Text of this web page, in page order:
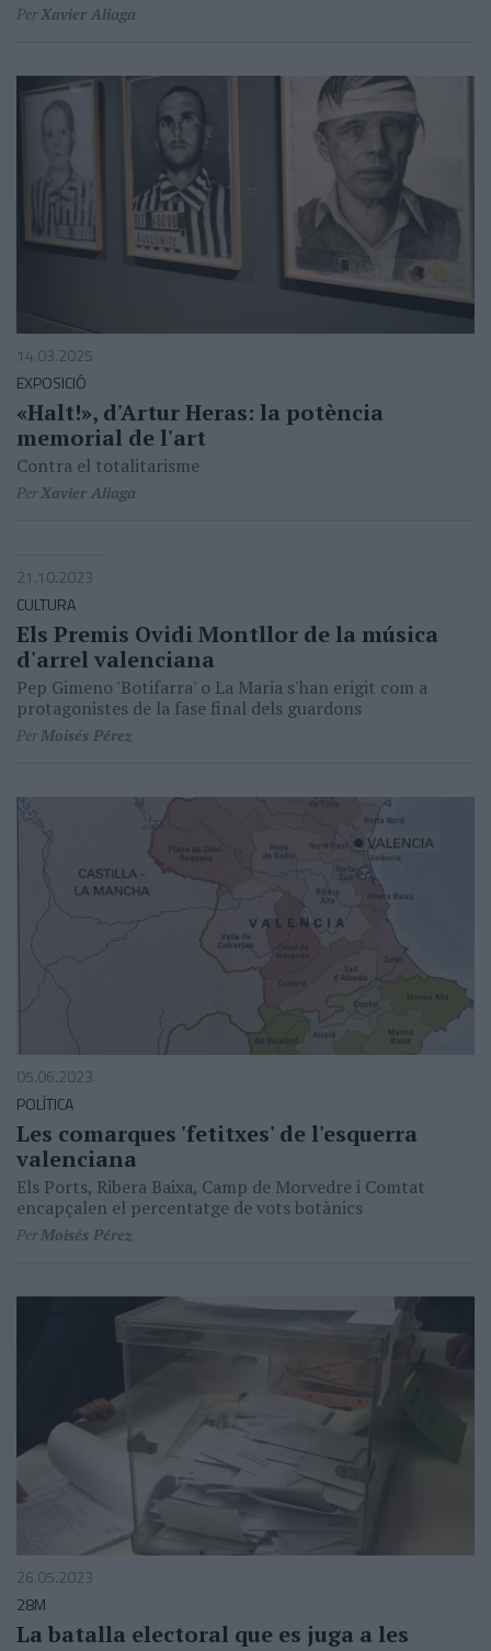
PerXavier Aliaga
14.03.2025
EXPOSICIÓ
«Halt!», d'Artur Heras: la potència
memorial de l'art
Contra el totalitarisme
PerXavier Aliaga
21.10.2023
CULTURA
Els Premis Ovidi Montllor de la música
d'arrel valenciana
Pep Gimeno 'Botifarra' o La Maria s'han erigit com a
protagonistes de la fase final dels guardons
PerMoisés Pérez
05.06.2023
POLÍTICA
Les comarques 'fetitxes' de l'esquerra
valenciana
Els Ports, Ribera Baixa, Camp de Morvedre i Comtat
encapçalen el percentatge de vots botànics
PerMoisés Pérez
26.05.2023
28M
La batalla electoral que es juga a les